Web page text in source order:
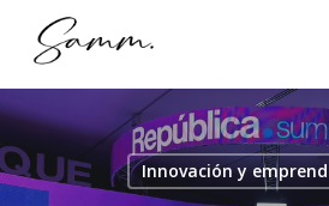
content
Innovación y